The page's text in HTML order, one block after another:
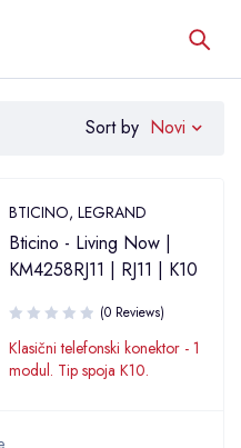
Sort by Novi
BTICINO, LEGRAND
Bticino - Living Now |
KM4258RJ11 | RJ11 | K10
(0 Reviews)
Klasični telefonski konektor - 1
modul. Tip spoja K10.